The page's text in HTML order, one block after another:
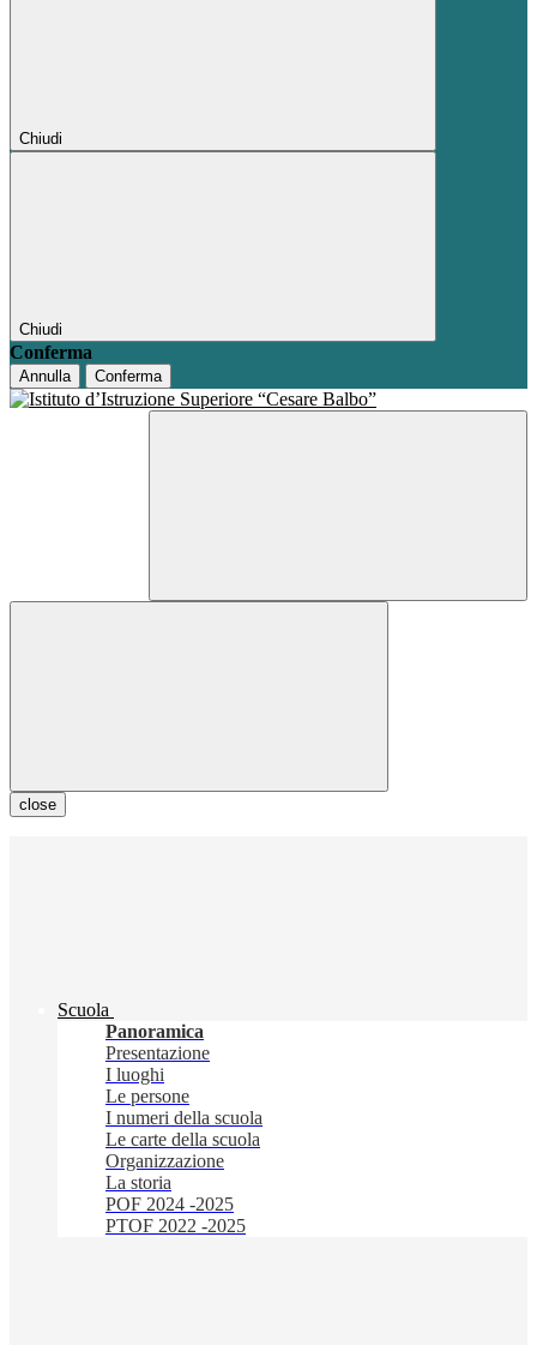
Chiudi
Chiudi
Conferma
Annulla Conferma
close
Scuola
Panoramica
Presentazione
I luoghi
Le persone
I numeri della scuola
Le carte della scuola
Organizzazione
La storia
POF 2024 -2025
PTOF 2022 -2025